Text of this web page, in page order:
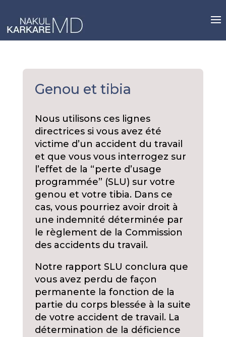
content
Genou et tibia
Nous utilisons ces lignes
directrices si vous avez été
victime d’un accident du travail
et que vous vous interrogez sur
l’effet de la “perte d’usage
programmée” (SLU) sur votre
genou et votre tibia. Dans ce
cas, vous pourriez avoir droit à
une indemnité déterminée par
le règlement de la Commission
des accidents du travail.
Notre rapport SLU conclura que
vous avez perdu de façon
permanente la fonction de la
partie du corps blessée à la suite
de votre accident de travail. La
détermination de la déficience